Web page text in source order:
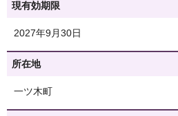
現有効期限
2027年9月30日
所在地
一ツ木町